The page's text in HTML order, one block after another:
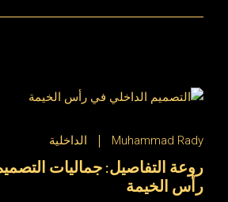
Muhammad Rady
الداخلية
روعة التفاصيل: جماليات
رأس الخيمة